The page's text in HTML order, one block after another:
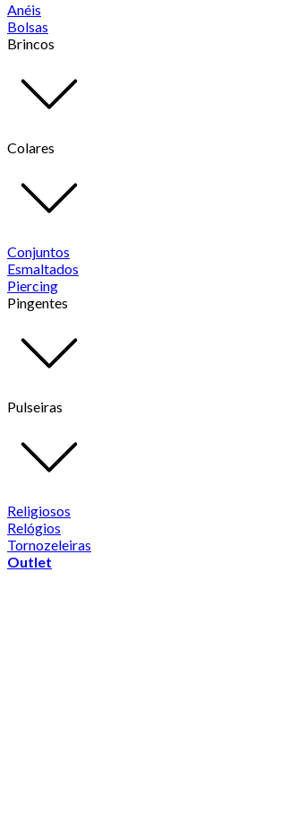
Anéis
Bolsas
Brincos
Colares
Conjuntos
Esmaltados
Piercing
Pingentes
Pulseiras
Religiosos
Relógios
Tornozeleiras
Outlet